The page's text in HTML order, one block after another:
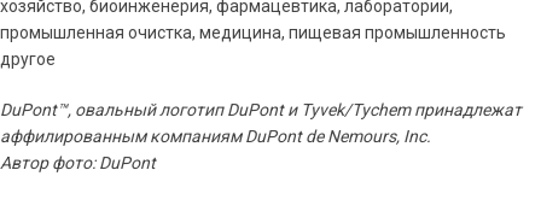
хозяйство, биоинженерия, фармацевтика, лаборатории,
промышленная очистка, медицина, пищевая промышленность
другое
DuPont™, овальный логотип DuPont и Tyvek/Tychem принадлежат
аффилированным компаниям DuPont de Nemours, Inc.
Автор фото: DuPont